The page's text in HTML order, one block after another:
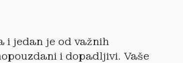
i jedan je od važnih
i dopadljivi. Vaše